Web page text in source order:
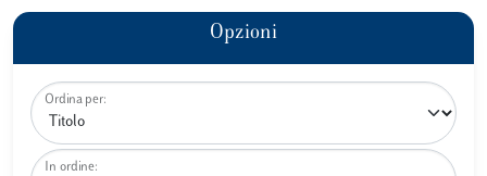
Opzioni
Ordina per:
In ordine: